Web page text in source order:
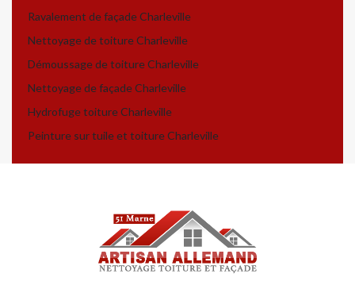
Ravalement de façade Charleville
Nettoyage de toiture Charleville
Démoussage de toiture Charleville
Nettoyage de façade Charleville
Hydrofuge toiture Charleville
Peinture sur tuile et toiture Charleville